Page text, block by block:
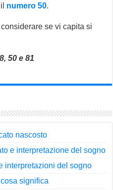
numero 50.
se vi capita si
50 e 81
nascosto
e interpretazione del sogno
interpretazioni del sogno
significa